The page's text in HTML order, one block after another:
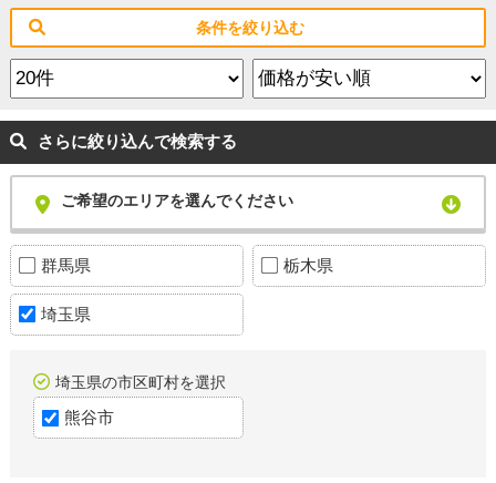
条件を絞り込む
さらに絞り込んで検索する
ご希望のエリアを選んでください
群馬県 栃木県
埼玉県
埼玉県の市区町村を選択
熊谷市